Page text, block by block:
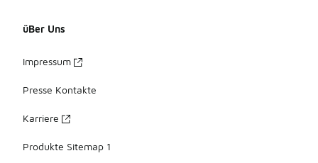
üBer Uns
Impressum
Presse Kontakte
Karriere
Produkte Sitemap 1